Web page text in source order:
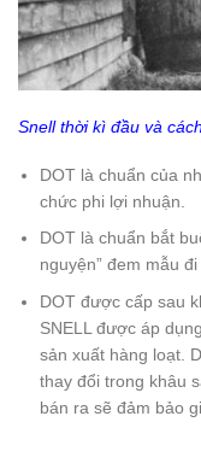
Snell thời kì đầu và
DOT là chuẩn của
chức phi lợi nhuận.
DOT là chuẩn bắt
nguyện” đem mẫu đi
DOT được cấp sau
SNELL được áp
sản xuất hàng loạt.
thay đổi trong khâu
bán ra sẽ đảm bảo